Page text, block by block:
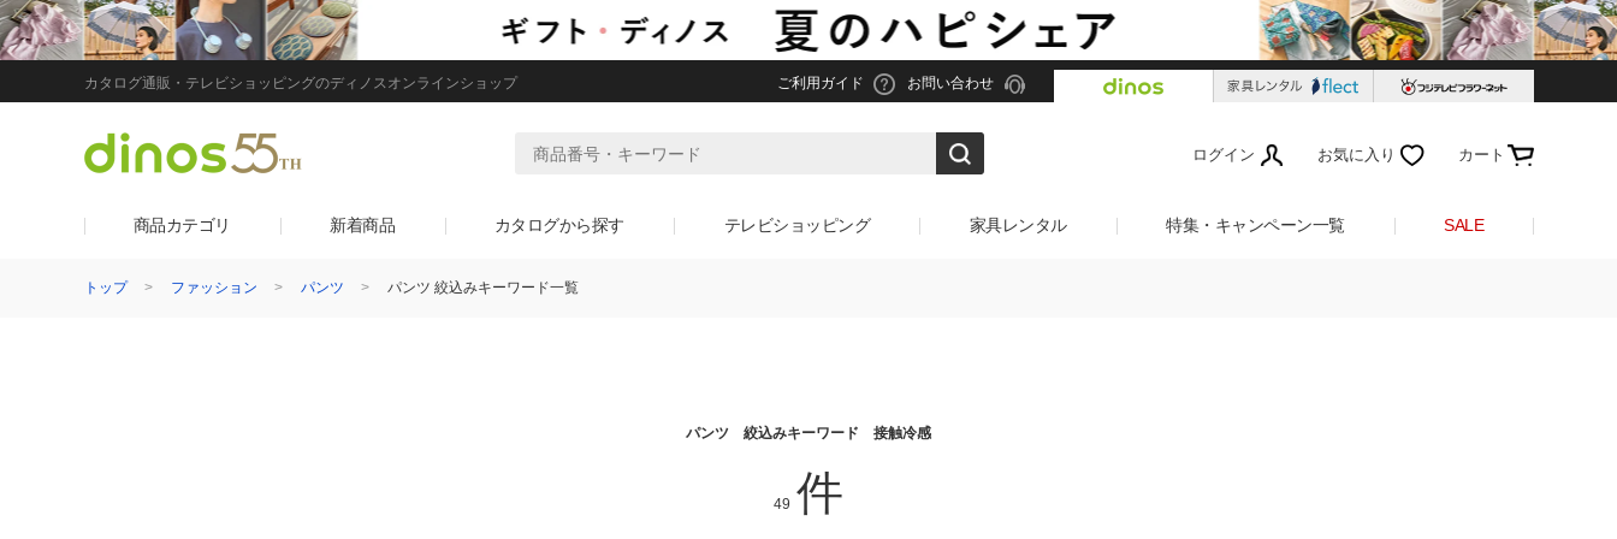
カタログ通販・テレビショッピングのディノスオンラインショップ ご利用ガイド お問い合わせ
ログイン お気に入り カート
商品カテゴリ 新着商品 カタログから探す テレビショッピング 家具レンタル 特集・キャンペーン一覧 SALE
トップ ファッション パンツ パンツ 絞込みキーワード一覧
パンツ 絞込みキーワード 接触冷感
49 件